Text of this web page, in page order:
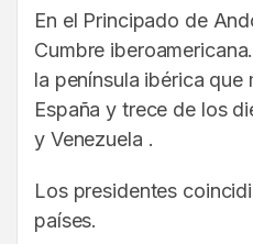
En el Principado de
Cumbre
la península ibérica
España y trece de los
y Venezuela .
Los presidentes
países.